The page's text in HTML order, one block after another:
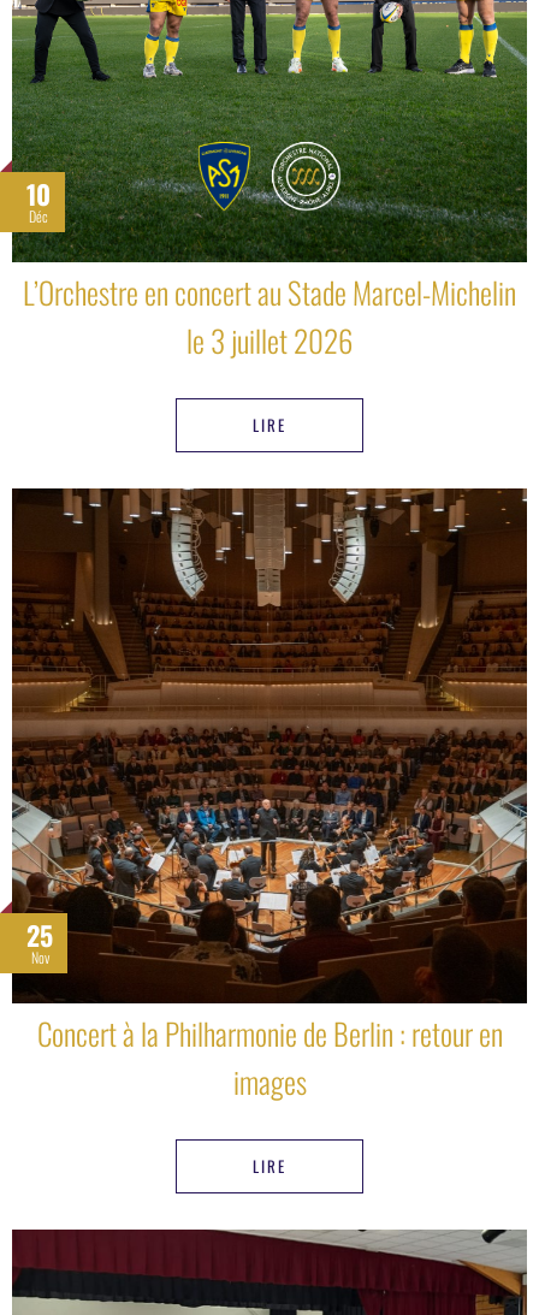
10
Déc
L’Orchestre en concert au Stade Marcel-Michelin
le 3 juillet 2026
LIRE
25
Nov
Concert à la Philharmonie de Berlin : retour en
images
LIRE